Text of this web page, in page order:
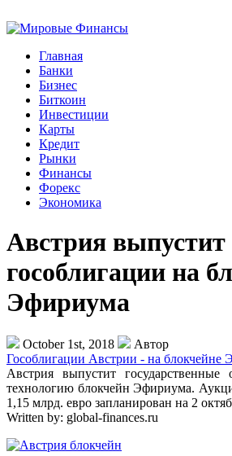
Главная
Банки
Бизнес
Биткоин
Инвестиции
Карты
Кредит
Рынки
Финансы
Форекс
Экономика
Австрия выпустит
гособлигации на
Эфириума
October 1st, 2018
Автор
Гособлигации Австрии - на блокчейне
Австрия выпустит государственные
технологию блокчейн Эфириума.
1,15 млрд. евро запланирован на 2
Written by: global-finances.ru